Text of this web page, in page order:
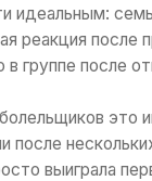
идеальным:
реакция после
в группе после
это
после
выиграла